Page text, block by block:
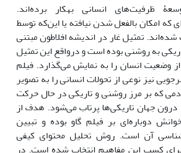
ظرفیت‌های انسانی به­کار برده‌اند.
که امکان بالفعل شدن نیافته یا این‌که توسط
تمثیل غار در اندیشه افلاطون مبتنی
به روشنی بوده است و درواقع این تمثیل
وضعیت انسان را به نمایش می‌گذارد. فیلم
نیز نوعی از تحولات انسانی را به تصویر
که بر مرز روشنی و تاریکی در حال حرکت
درون جهان تاریکی‌ها پرتاب می‌شود. هدف از
دوباره‌ای بر فیلم گاو بوده و تبیین
آن است. روش تحلیل محتوای کیفی
کسب این مفاهیم انتخاب شده است. در